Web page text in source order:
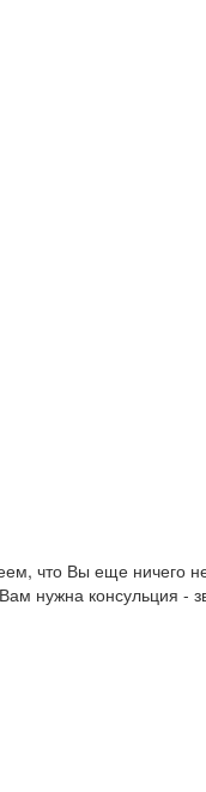
что Вы еще ничего
нужна консульция